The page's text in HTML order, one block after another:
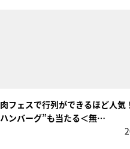
肉フェスで行列ができるほど人気
ハンバーグ”も当たる＜無…